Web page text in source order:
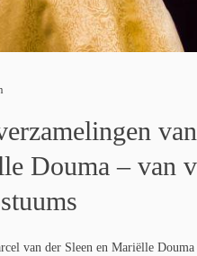
Douma – van
van der Sleen en Mariëlle